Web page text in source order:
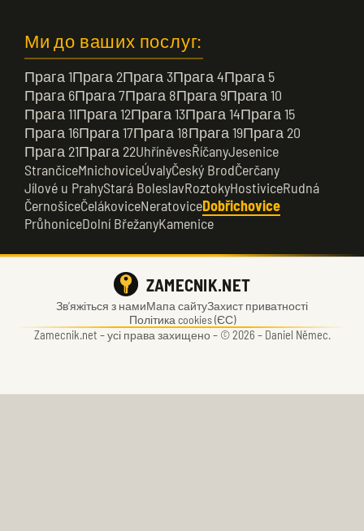
Ми до ваших послуг:
Прага 1Прага 2Прага 3Прага 4Прага 5
Прага 6Прага 7Прага 8Прага 9Прага 10
Прага 11Прага 12Прага 13Прага 14Прага 15
Прага 16Прага 17Прага 18Прага 19Прага 20
Прага 21Прага 22UhříněvesŘíčanyJesenice
StrančiceMnichoviceÚvalyČeský BrodČerčany
Jílové u PrahyStará BoleslavRoztokyHostiviceRudná
ČernošiceČelákoviceNeratoviceDobřichovice
PrůhoniceDolní BřežanyKamenice
Зв’яжіться з намиМапа сайтуЗахист приватності
Політика cookies (ЄС)
Zamecnik.net –усі права захищено – © 2026 – Daniel Němec.
ZAMECNIK.NET